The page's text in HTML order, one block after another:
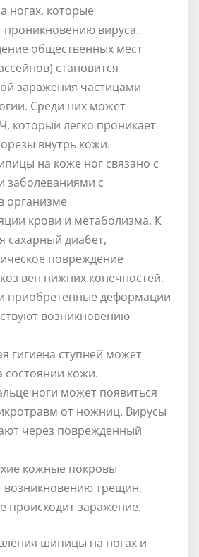
ногах, которые
проникновению вируса.
общественных мест
становится
заражения частицами
Среди них может
который легко проникает
внутрь кожи.
на коже ног связано с
заболеваниями с
организме
крови и метаболизма. К
сахарный диабет,
повреждение
вен нижних конечностей.
приобретенные деформации
возникновению
гигиена ступней может
состоянии кожи.
ноги может появиться
от ножниц. Вирусы
через поврежденный
кожные покровы
возникновению трещин,
происходит заражение.